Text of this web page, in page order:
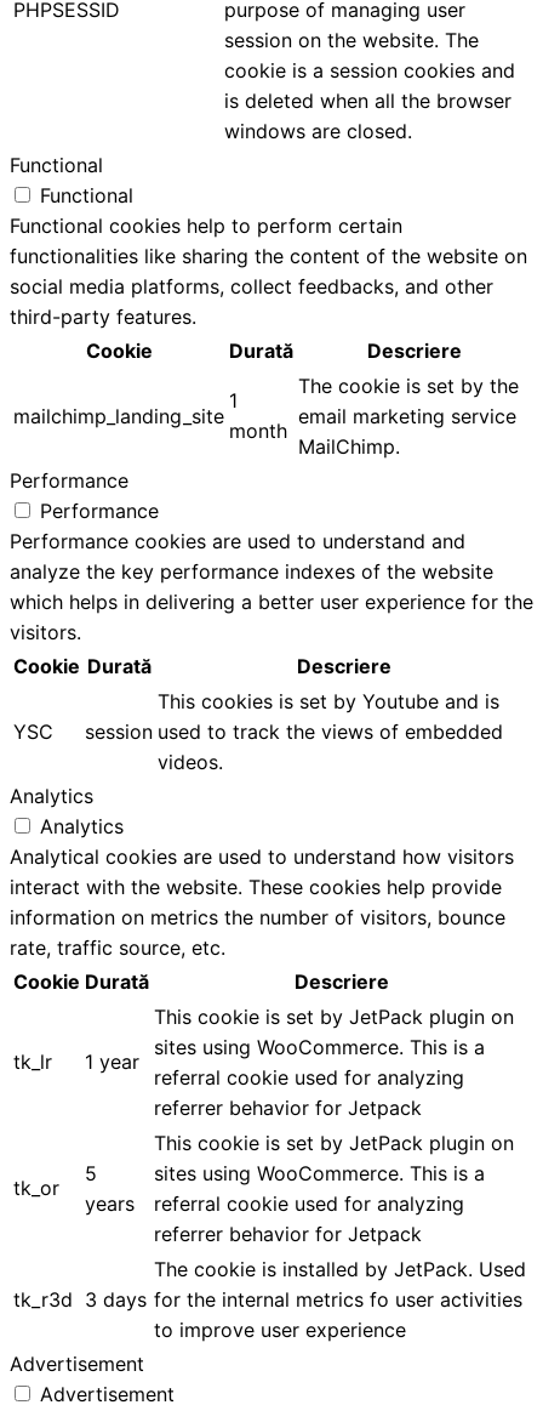
PHPSESSID
purpose of managing user
session on the website. The
cookie is a session cookies and
is deleted when all the browser
windows are closed.
Functional
Functional
Functional cookies help to perform certain
functionalities like sharing the content of the website on
social media platforms, collect feedbacks, and other
third-party features.
Cookie
Durată Descriere
mailchimp_landing_site
1
month
The cookie is set by the
email marketing service
MailChimp.
Performance
Performance
Performance cookies are used to understand and
analyze the key performance indexes of the website
which helps in delivering a better user experience for the
visitors.
Cookie Durată Descriere
YSC session
This cookies is set by Youtube and is
used to track the views of embedded
videos.
Analytics
Analytics
Analytical cookies are used to understand how visitors
interact with the website. These cookies help provide
information on metrics the number of visitors, bounce
rate, traffic source, etc.
Cookie Durată Descriere
tk_lr 1 year
This cookie is set by JetPack plugin on
sites using WooCommerce. This is a
referral cookie used for analyzing
referrer behavior for Jetpack
tk_or
5
years
This cookie is set by JetPack plugin on
sites using WooCommerce. This is a
referral cookie used for analyzing
referrer behavior for Jetpack
tk_r3d 3 days
The cookie is installed by JetPack. Used
for the internal metrics fo user activities
to improve user experience
Advertisement
Advertisement